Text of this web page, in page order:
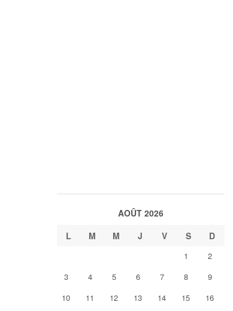
AOÛT 2026
L
M M J V S D
1
2
3
4 5 6 7 8
9
10
11 12 13 14 15
16